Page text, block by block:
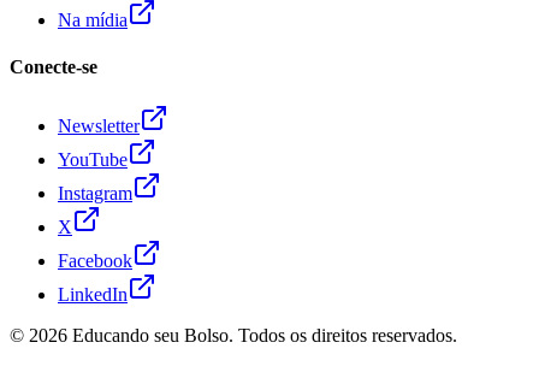
Na mídia
Conecte-se
Newsletter
YouTube
Instagram
X
Facebook
LinkedIn
© 2026 Educando seu Bolso. Todos os direitos reservados.